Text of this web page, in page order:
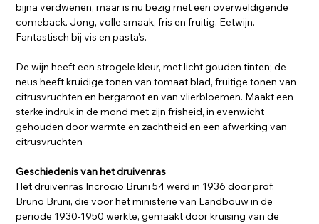
bijna verdwenen, maar is nu bezig met een overweldigende
comeback. Jong, volle smaak, fris en fruitig. Eetwijn.
Fantastisch bij vis en pasta’s.
De wijn heeft een strogele kleur, met licht gouden tinten; de
neus heeft kruidige tonen van tomaat blad, fruitige tonen van
citrusvruchten en bergamot en van vlierbloemen. Maakt een
sterke indruk in de mond met zijn frisheid, in evenwicht
gehouden door warmte en zachtheid en een afwerking van
citrusvruchten
Geschiedenis van het druivenras
Het druivenras Incrocio Bruni 54 werd in 1936 door prof.
Bruno Bruni, die voor het ministerie van Landbouw in de
periode 1930-1950 werkte, gemaakt door kruising van de